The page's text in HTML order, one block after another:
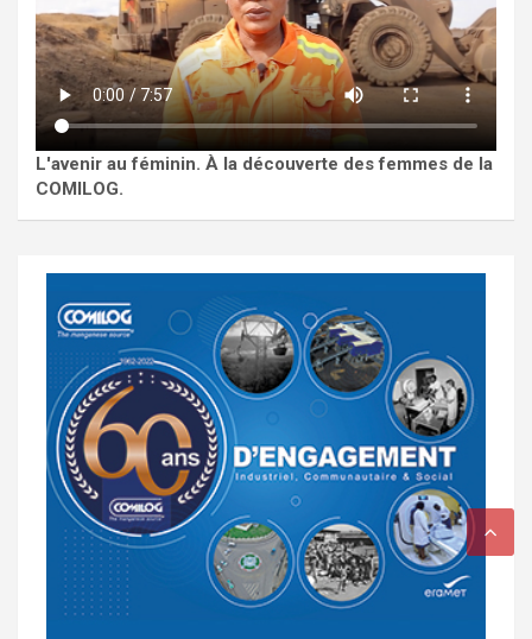
L'avenir au féminin. À la découverte des femmes de la
COMILOG.